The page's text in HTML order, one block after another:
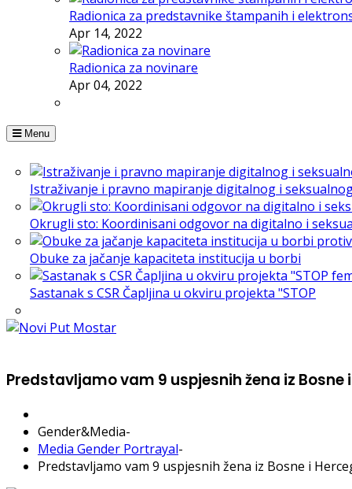
Radionica za predstavnike štampanih i
Apr 14, 2022
Radionica za novinare
Apr 04, 2022
Istraživanje i pravno mapiranje digitalnog i
Okrugli sto: Koordinisani odgovor na digitalno i
Obuke za jačanje kapaciteta institucija u borbi
Sastanak s CSR Čapljina u okviru projekta "STOP
Menu
Predstavljamo vam 9 uspjesnih žena iz Bosne
Gender&Media-
Media Gender Portrayal-
Predstavljamo vam 9 uspjesnih žena iz Bosne i